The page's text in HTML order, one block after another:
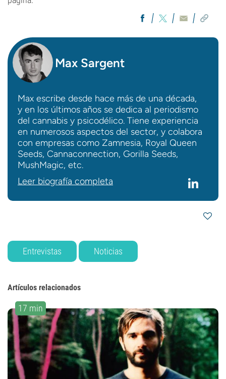
Max Sargent
Max escribe desde hace más de una década,
y en los últimos años se dedica al periodismo
del cannabis y psicodélico. Tiene experiencia
en numerosos aspectos del sector, y colabora
con empresas como Zamnesia, Royal Queen
Seeds, Cannaconnection, Gorilla Seeds,
MushMagic, etc.
Leer biografía completa
Entrevistas Noticias
Artículos relacionados
17 min